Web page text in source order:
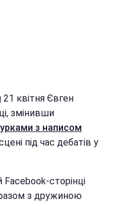
21 квітня Євген
змінивши
з написом
під час дебатів у
Facebook-сторінці
разом з дружиною